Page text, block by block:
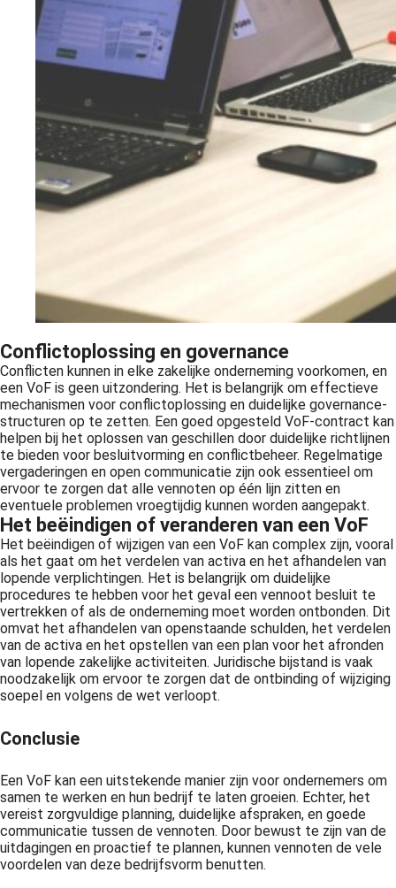
Conflictoplossing en governance
Conflicten kunnen in elke zakelijke onderneming voorkomen, en
een VoF is geen uitzondering. Het is belangrijk om effectieve
mechanismen voor conflictoplossing en duidelijke governance-
structuren op te zetten. Een goed opgesteld VoF-contract kan
helpen bij het oplossen van geschillen door duidelijke richtlijnen
te bieden voor besluitvorming en conflictbeheer. Regelmatige
vergaderingen en open communicatie zijn ook essentieel om
ervoor te zorgen dat alle vennoten op één lijn zitten en
eventuele problemen vroegtijdig kunnen worden aangepakt.
Het beëindigen of veranderen van een VoF
Het beëindigen of wijzigen van een VoF kan complex zijn, vooral
als het gaat om het verdelen van activa en het afhandelen van
lopende verplichtingen. Het is belangrijk om duidelijke
procedures te hebben voor het geval een vennoot besluit te
vertrekken of als de onderneming moet worden ontbonden. Dit
omvat het afhandelen van openstaande schulden, het verdelen
van de activa en het opstellen van een plan voor het afronden
van lopende zakelijke activiteiten. Juridische bijstand is vaak
noodzakelijk om ervoor te zorgen dat de ontbinding of wijziging
soepel en volgens de wet verloopt.
Conclusie
Een VoF kan een uitstekende manier zijn voor ondernemers om
samen te werken en hun bedrijf te laten groeien. Echter, het
vereist zorgvuldige planning, duidelijke afspraken, en goede
communicatie tussen de vennoten. Door bewust te zijn van de
uitdagingen en proactief te plannen, kunnen vennoten de vele
voordelen van deze bedrijfsvorm benutten.